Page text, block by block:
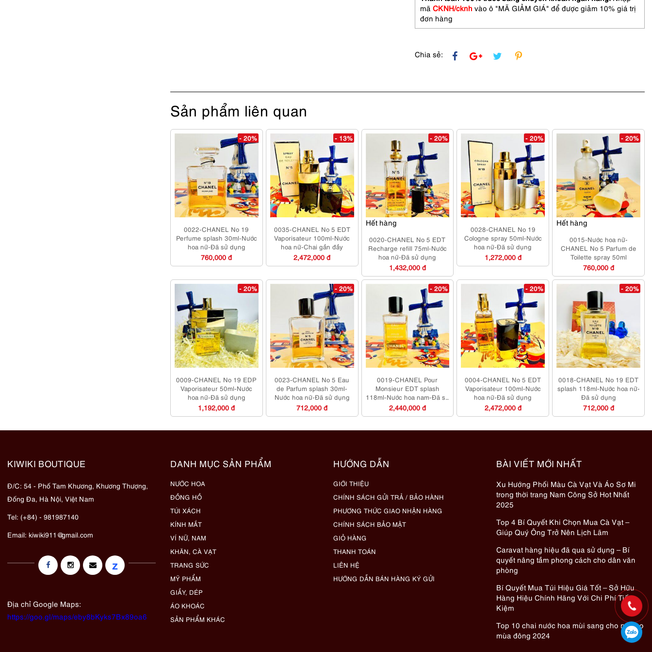
hoa
nữ-
Chưa
số
mã CKNH/cknh vào ô "MÃ GIẢM GIÁ" để được giảm 10% giá trị
đơn hàng
Chia sẻ:
Sản phẩm liên quan
- 20%
0022-CHANEL No 19
Perfume splash 30ml-Nước
hoa nữ-Đã sử dụng
760,000 đ
- 13%
0035-CHANEL No 5 EDT
Vaporisateur 100ml-Nước
hoa nữ-Chai gần đầy
2,472,000 đ
Hết hàng
- 20%
0020-CHANEL No 5 EDT
Recharge refill 75ml-Nước
hoa nữ-Đã sử dụng
1,432,000 đ
- 20%
0028-CHANEL No 19
Cologne spray 50ml-Nước
hoa nữ-Đã sử dụng
1,272,000 đ
Hết hàng
- 20%
0015-Nước hoa nữ-
CHANEL No 5 Parfum de
Toilette spray 50ml
760,000 đ
- 20%
0009-CHANEL No 19 EDP
Vaporisateur 50ml-Nước
hoa nữ-Đã sử dụng
1,192,000 đ
- 20%
0023-CHANEL No 5 Eau
de Parfum splash 30ml-
Nước hoa nữ-Đã sử dụng
712,000 đ
- 20%
0019-CHANEL Pour
Monsieur EDT splash
118ml-Nước hoa nam-Đã sử
dụng
2,440,000 đ
- 20%
0004-CHANEL No 5 EDT
Vaporisateur 100ml-Nước
hoa nữ-Đã sử dụng
2,472,000 đ
- 20%
0018-CHANEL No 19 EDT
splash 118ml-Nước hoa nữ-
Đã sử dụng
712,000 đ
KIWIKI BOUTIQUE
Đ/C: 54 - Phố Tam Khương, Khương Thượng,
Đống Đa, Hà Nội, Việt Nam
Tel: (+84) - 981987140
Email: kiwiki911@gmail.com
z
Địa chỉ Google Maps:
https://goo.gl/maps/eby8bKyks7Bx89oa6
DANH MỤC SẢN PHẨM
NƯỚC HOA
ĐỒNG HỒ
TÚI XÁCH
KÍNH MẮT
VÍ NỮ, NAM
KHĂN, CÀ VẠT
TRANG SỨC
MỸ PHẨM
GIẦY, DÉP
ÁO KHOÁC
SẢN PHẨM KHÁC
HƯỚNG DẪN
GIỚI THIỆU
CHÍNH SÁCH GỬI TRẢ / BẢO HÀNH
PHƯƠNG THỨC GIAO NHẬN HÀNG
CHÍNH SÁCH BẢO MẬT
GIỎ HÀNG
THANH TOÁN
LIÊN HỆ
HƯỚNG DẪN BÁN HÀNG KÝ GỬI
BÀI VIẾT MỚI NHẤT
Xu Hướng Phối Màu Cà Vạt Và Áo Sơ Mi
trong thời trang Nam Công Sở Hot Nhất
2025
Top 4 Bí Quyết Khi Chọn Mua Cà Vạt –
Giúp Quý Ông Trở Nên Lịch Lãm
Caravat hàng hiệu đã qua sử dụng – Bí
quyết nâng tầm phong cách cho dân văn
phòng
Bí Quyết Mua Túi Hiệu Giá Tốt – Sở Hữu
Hàng Hiệu Chính Hãng Với Chi Phí Tiết
Kiệm
Top 10 chai nước hoa mùi sang cho nữ cho
mùa đông 2024